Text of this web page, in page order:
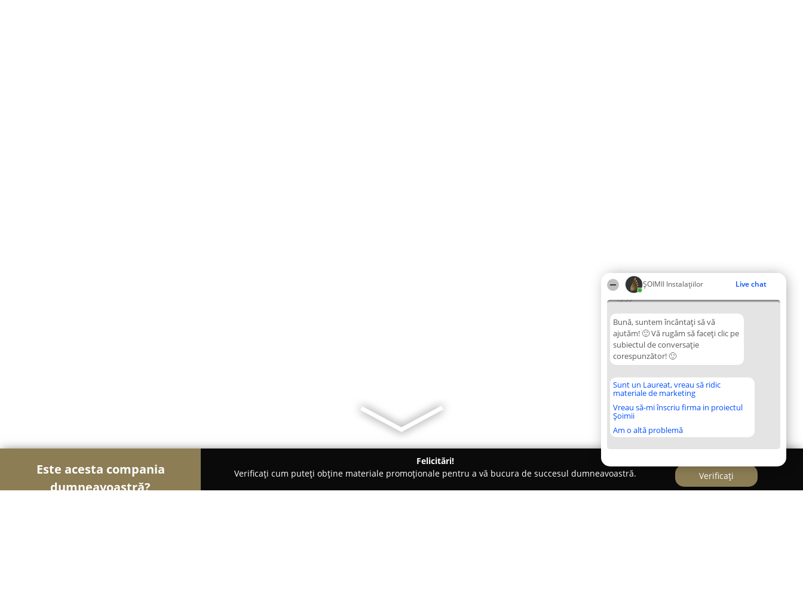
ŞOIMII Instalaţiilor Live chat
13:59
Bună, suntem încântați să vă
ajutăm! 🙂 Vă rugăm să faceți clic pe
subiectul de conversație
corespunzător! 🙂
Sunt un Laureat, vreau să ridic
materiale de marketing
Vreau să-mi înscriu firma in proiectul
Șoimii
Am o altă problemă
Este acesta compania
dumneavoastră?
Felicitări!
Verificați cum puteți obține materiale promoționale pentru a vă bucura de succesul dumneavoastră.
Verificați